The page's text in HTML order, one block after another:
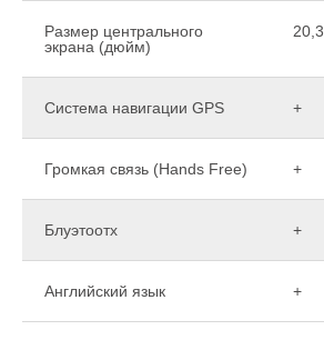
Размер центрального
экрана (дюйм)
20,3
Система навигации GPS +
Громкая связь (Hands Free) +
Блуэтоотх +
Английский язык +